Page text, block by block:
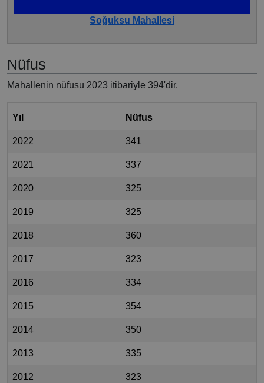
Soğuksu Mahallesi
Nüfus
Mahallenin nüfusu 2023 itibariyle 394'dir.
Yıl Nüfus
2022 341
2021 337
2020 325
2019 325
2018 360
2017 323
2016 334
2015 354
2014 350
2013 335
2012 323